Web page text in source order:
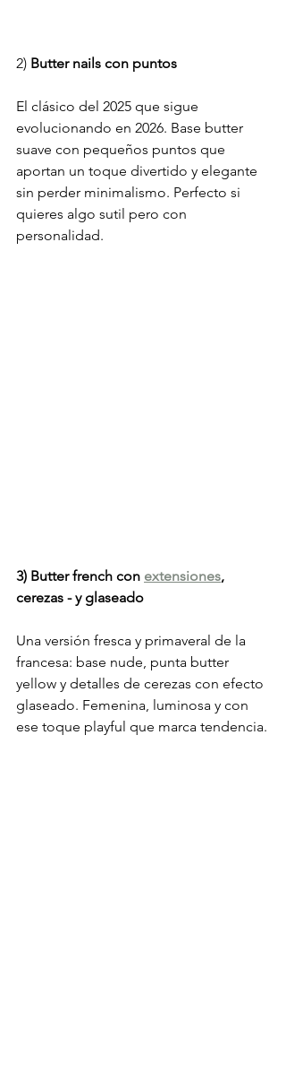
2) Butter nails con puntos
El clásico del 2025 que sigue
evolucionando en 2026. Base butter
suave con pequeños puntos que
aportan un toque divertido y elegante
sin perder minimalismo. Perfecto si
quieres algo sutil pero con
personalidad.
3) Butter french con extensiones,
cerezas - y glaseado
Una versión fresca y primaveral de la
francesa: base nude, punta butter
yellow y detalles de cerezas con efecto
glaseado. Femenina, luminosa y con
ese toque playful que marca tendencia.